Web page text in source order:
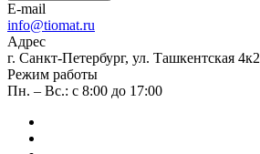
E-mail
info@tiomat.ru
Адрес
г. Санкт-Петербург, ул. Ташкентская 4к2
Режим работы
Пн. – Вс.: с 8:00 до 17:00